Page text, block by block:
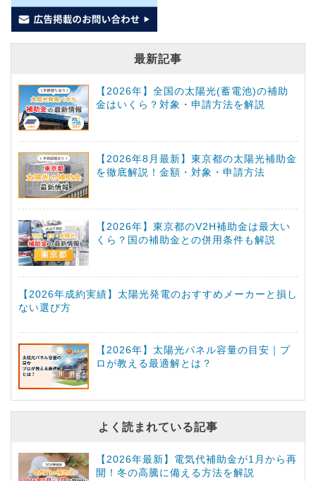
最新記事
【2026年】全国の太陽光(蓄電池)の補助
金はいくら？対象・申請方法を解説
【2026年8月最新】東京都の太陽光補助金
を徹底解説！金額・対象・申請方法
【2026年】東京都のV2H補助金は最大い
くら？国の補助金との併用条件も解説
【2026年成約実績】太陽光発電のおすすめメーカーと損し
ない選び方
【2026年】太陽光パネル容量の目安｜プ
ロが教える最適解とは？
よく読まれている記事
【2026年最新】電気代補助金が1月から再
開！冬の高騰に備える方法を解説